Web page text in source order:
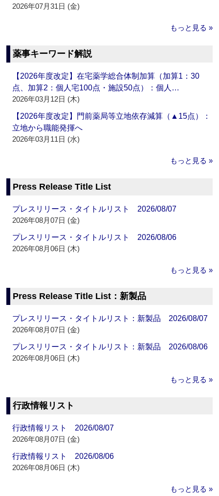
2026年07月31日 (金)
もっと見る »
薬事キーワード解説
【2026年度改定】在宅薬学総合体制加算（加算1：30
点、加算2：個人宅100点・施設50点）：個人…
2026年03月12日 (木)
【2026年度改定】門前薬局等立地依存減算（▲15点）：
立地から職能発揮へ
2026年03月11日 (水)
もっと見る »
Press Release Title List
プレスリリース・タイトルリスト 2026/08/07
2026年08月07日 (金)
プレスリリース・タイトルリスト 2026/08/06
2026年08月06日 (木)
もっと見る »
Press Release Title List：新製品
プレスリリース・タイトルリスト：新製品 2026/08/07
2026年08月07日 (金)
プレスリリース・タイトルリスト：新製品 2026/08/06
2026年08月06日 (木)
もっと見る »
行政情報リスト
行政情報リスト 2026/08/07
2026年08月07日 (金)
行政情報リスト 2026/08/06
2026年08月06日 (木)
もっと見る »